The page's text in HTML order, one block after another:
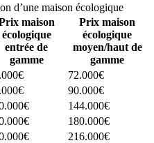
d’une maison écologique
maison
écologique
entrée de
gamme
Prix maison
écologique
moyen/haut de
gamme
72.000€
90.000€
144.000€
180.000€
216.000€